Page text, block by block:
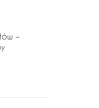
–